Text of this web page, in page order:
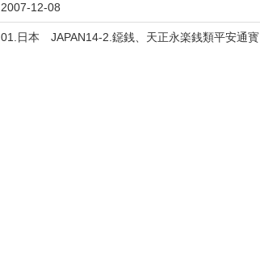
2007-12-08
01.日本 JAPAN14-2.鐚銭、天正永楽銭類平安通